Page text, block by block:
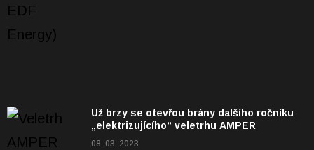
Už brzy se otevřou brány dalšího ročníku
„elektrizujícího“ veletrhu AMPER
08. 03. 2023